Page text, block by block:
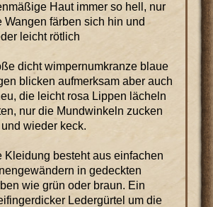
Haut immer so hell, nur
Wangen färben sich hin und
leicht rötlich
dicht wimpernumkranze blaue
blicken aufmerksam aber auch
die leicht rosa Lippen lächeln
nur die Mundwinkeln zucken
und wieder keck.
Kleidung besteht aus einfachen
in gedeckten
wie grün oder braun. Ein
Ledergürtel um die